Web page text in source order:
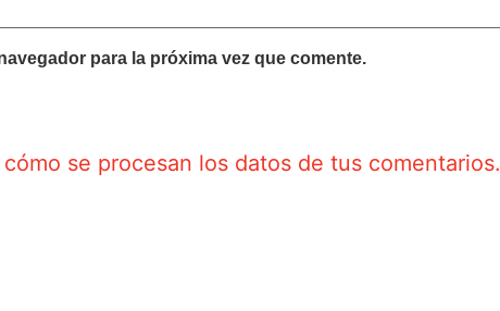
para la próxima vez que comente.
se procesan los datos de tus comentarios.